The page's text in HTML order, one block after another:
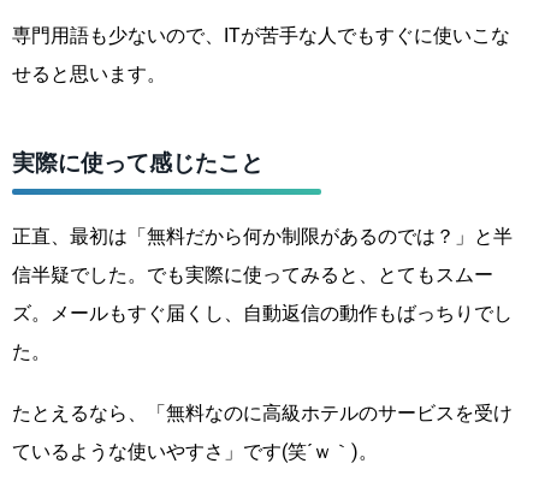
専門用語も少ないので、ITが苦手な人でもすぐに使いこな
せると思います。
実際に使って感じたこと
正直、最初は「無料だから何か制限があるのでは？」と半
信半疑でした。でも実際に使ってみると、とてもスムー
ズ。メールもすぐ届くし、自動返信の動作もばっちりでし
た。
たとえるなら、「無料なのに高級ホテルのサービスを受け
ているような使いやすさ」です(笑´ｗ｀)。